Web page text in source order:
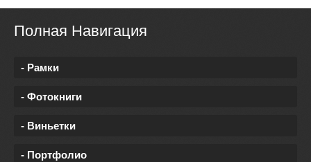
Полная Навигация
- Рамки
- Фотокниги
- Виньетки
- Портфолио